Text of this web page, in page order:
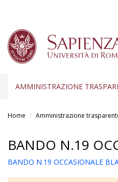
AMMINISTRAZIONE
Home Amministrazione
BANDO N.19
BANDO N.19 OCCASIONALE